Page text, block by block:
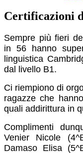
Certificazioni
Sempre più fieri
in 56 hanno
linguistica
dal livello B1.
Ci riempiono di
ragazze che
quali addirittura in
Complimenti
Venier Nicole
Damaso Elisa